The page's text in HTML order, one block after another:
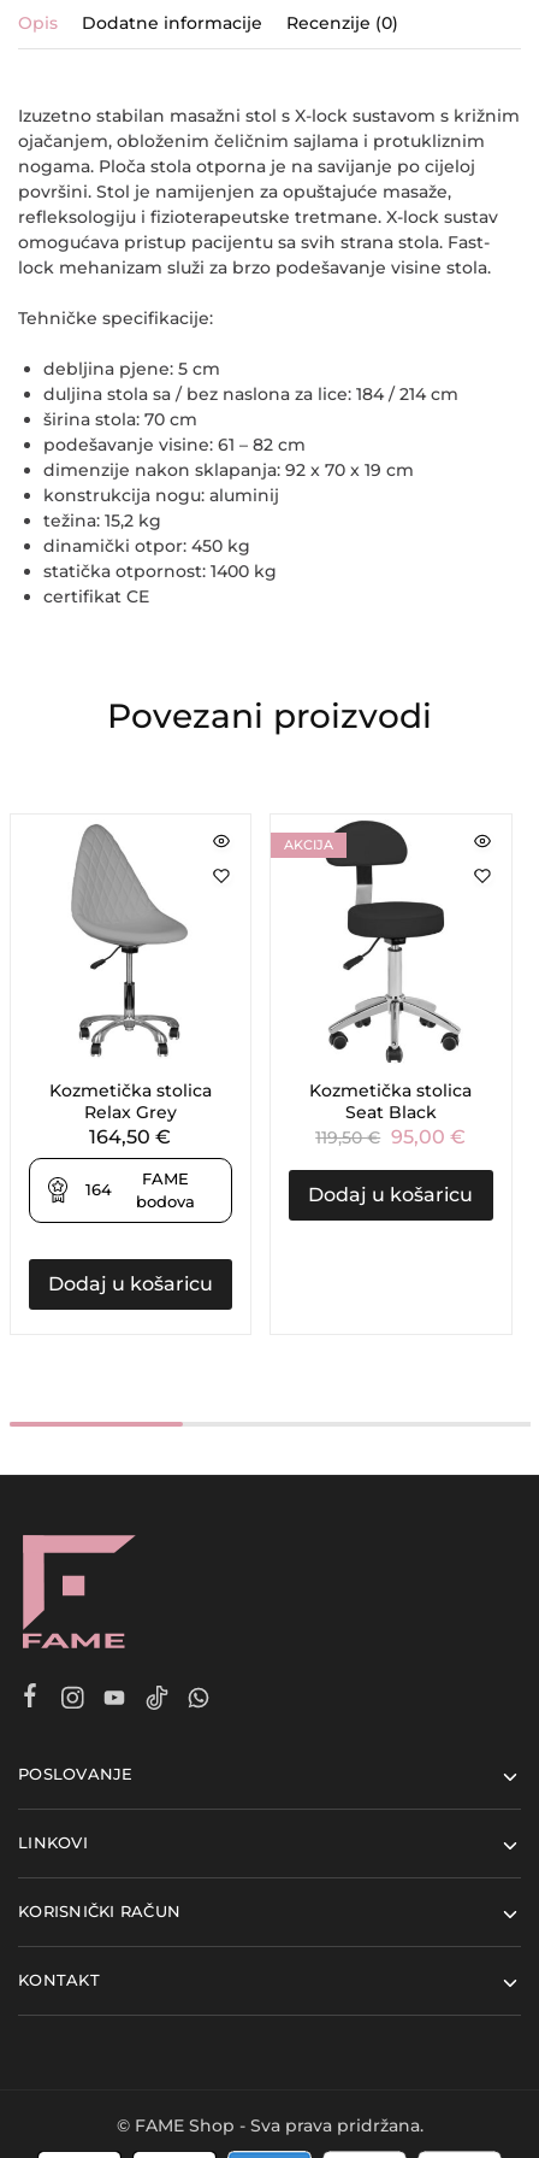
Opis Dodatne informacije Recenzije (0)
Izuzetno stabilan masažni stol s X-lock sustavom s križnim
ojačanjem, obloženim čeličnim sajlama i protukliznim
nogama. Ploča stola otporna je na savijanje po cijeloj
površini. Stol je namijenjen za opuštajuće masaže,
refleksologiju i fizioterapeutske tretmane. X-lock sustav
omogućava pristup pacijentu sa svih strana stola. Fast-
lock mehanizam služi za brzo podešavanje visine stola.
Tehničke specifikacije:
debljina pjene: 5 cm
duljina stola sa / bez naslona za lice: 184 / 214 cm
širina stola: 70 cm
podešavanje visine: 61 – 82 cm
dimenzije nakon sklapanja: 92 x 70 x 19 cm
konstrukcija nogu: aluminij
težina: 15,2 kg
dinamički otpor: 450 kg
statička otpornost: 1400 kg
certifikat CE
Povezani proizvodi
Kozmetička stolica
Relax Grey
164,50€
164
FAME
bodova
Dodaj u košaricu
AKCIJA
Kozmetička stolica
Seat Black
119,50€ 95,00€
Dodaj u košaricu
POSLOVANJE
LINKOVI
KORISNIČKI RAČUN
KONTAKT
© FAME Shop - Sva prava pridržana.